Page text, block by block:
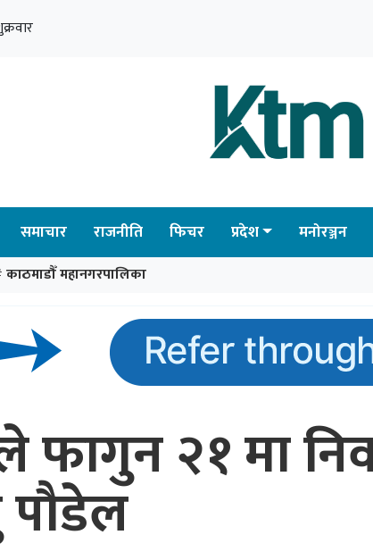
समाचार राजनीति फिचर प्रदेश मनोरञ्जन
काठमाडौँ महानगरपालिका
फागुन २१ मा
पौडेल